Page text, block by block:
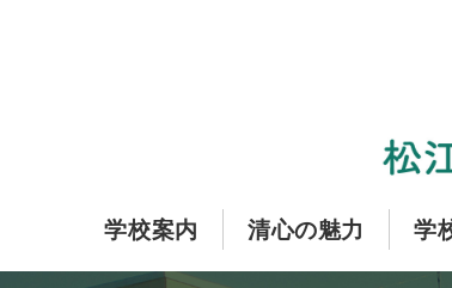
学校案内 清心の魅力 学